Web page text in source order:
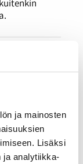
ja mainosten
Lisäksi
ja analytiikka-
noin
Mari
Saario